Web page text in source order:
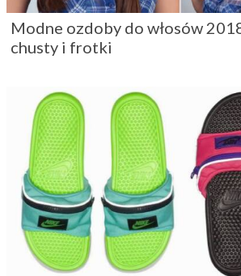
Modne ozdoby do włosów
chusty i frotki